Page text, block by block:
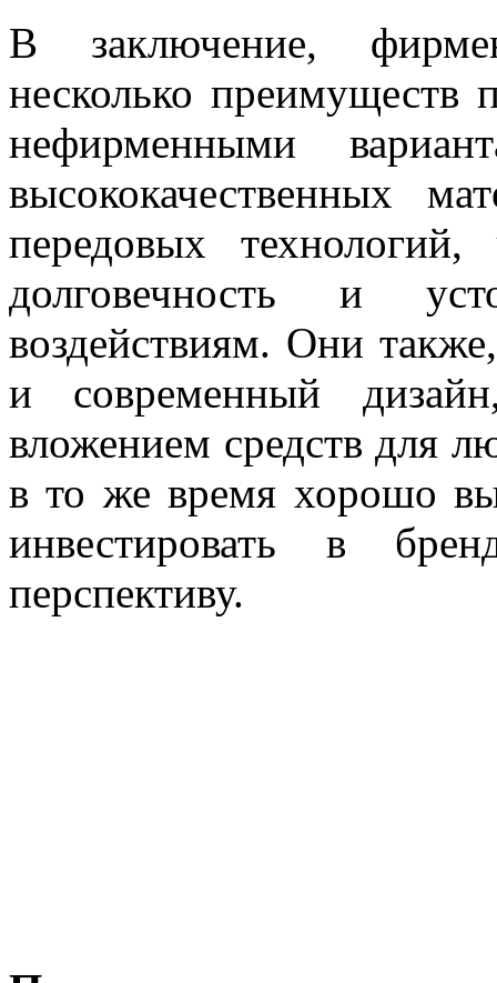
В заключение,
несколько
нефирменными
высококачественных
передовых
долговечность и
воздействиям. Они
и современный
вложением средств для
в то же время хорошо
инвестировать в
перспективу.